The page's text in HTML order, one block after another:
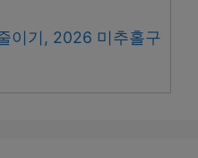
이기, 2026 미추홀구